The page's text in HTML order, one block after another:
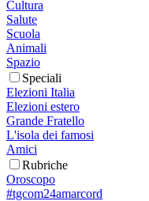
Cultura
Salute
Scuola
Animali
Spazio
Speciali
Elezioni Italia
Elezioni estero
Grande Fratello
L'isola dei famosi
Amici
Rubriche
Oroscopo
#tgcom24amarcord